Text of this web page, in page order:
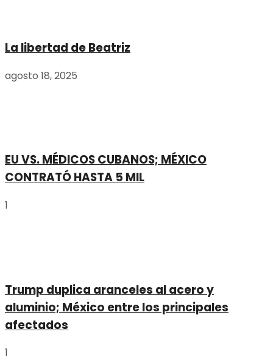
La libertad de Beatriz
agosto 18, 2025
EU VS. MÉDICOS CUBANOS; MÉXICO
CONTRATÓ HASTA 5 MIL
1
Trump duplica aranceles al acero y
aluminio; México entre los principales
afectados
1